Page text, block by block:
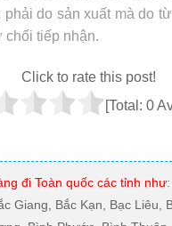
phải do sản xuất mà do
chối tiếp nhận.
Click to rate this post!
[Total: 0
đi Toàn quốc các tỉnh như
Giang, Bắc Kạn, Bạc Liêu,